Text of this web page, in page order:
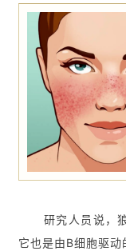
讯
生
研究人员说，
它也是由B细胞驱